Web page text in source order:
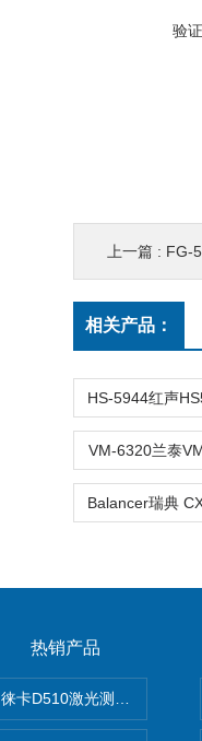
验
上一篇 : FG-
相关产品：
VM-6320兰泰
热销产品
徕卡D510激光测距仪